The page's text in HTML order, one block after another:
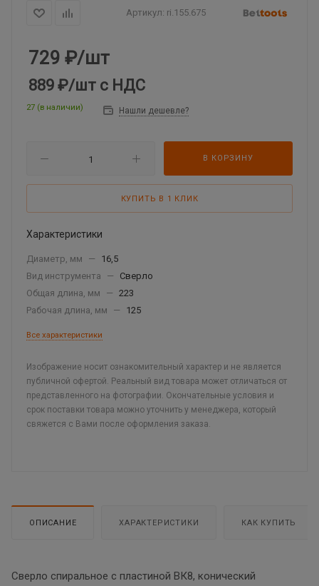
Артикул: ri.155.675
729 ₽/шт
889 ₽/шт с НДС
27 (в наличии) Нашли дешевле?
В КОРЗИНУ
КУПИТЬ В 1 КЛИК
Характеристики
Диаметр, мм —
16,5
Вид инструмента
—
Сверло
Общая длина, мм
— 223
Рабочая длина, мм
— 125
Все характеристики
Изображение носит ознакомительный характер и не является
публичной офертой. Реальный вид товара может отличаться от
представленного на фотографии. Окончательные условия и
срок поставки товара можно уточнить у менеджера, который
свяжется с Вами после оформления заказа.
ОПИСАНИЕ ХАРАКТЕРИСТИКИ КАК КУПИТЬ
Сверло спиральное с пластиной ВК8, конический